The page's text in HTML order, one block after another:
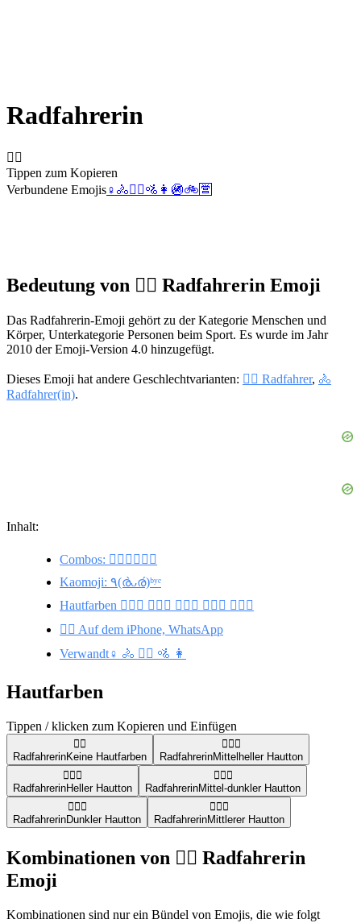
Radfahrerin
🚴‍♀️
Tippen zum Kopieren
Verbundene Emojis♀️ 🚴🚴‍♂️🚵 👩 🚳🚲 🈺
Bedeutung von 🚴‍♀️ Radfahrerin Emoji
Das Radfahrerin-Emoji gehört zu der Kategorie Menschen und
Körper, Unterkategorie Personen beim Sport. Es wurde im Jahr
2010 der Emoji-Version 4.0 hinzugefügt.
Dieses Emoji hat andere Geschlechtvarianten: 🚴‍♂️ Radfahrer, 🚴
Radfahrer(in).
Inhalt:
Combos: 🏊‍♀️🚴‍♀️🏃‍♀️
Kaomoji: ٩(ര̀ᴗര́)ᵇʸᵉ
Hautfarben 🚴🏼‍♀️ 🚴🏻‍♀️ 🚴🏾‍♀️ 🚴🏿‍♀️ 🚴🏽‍♀️
🚴‍♀️ Auf dem iPhone, WhatsApp
Verwandt♀️ 🚴 🚴‍♂️ 🚵 👩
Hautfarben
Tippen / klicken zum Kopieren und Einfügen
🚴‍♀️
RadfahrerinKeine Hautfarben
🚴🏼‍♀️
RadfahrerinMittelheller Hautton
🚴🏻‍♀️
RadfahrerinHeller Hautton
🚴🏾‍♀️
RadfahrerinMittel-dunkler Hautton
🚴🏿‍♀️
RadfahrerinDunkler Hautton
🚴🏽‍♀️
RadfahrerinMittlerer Hautton
Kombinationen von 🚴‍♀️ Radfahrerin
Emoji
Kombinationen sind nur ein Bündel von Emojis, die wie folgt